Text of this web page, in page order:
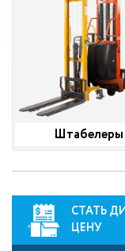
Штабелеры
СТАТЬ
ЦЕНУ